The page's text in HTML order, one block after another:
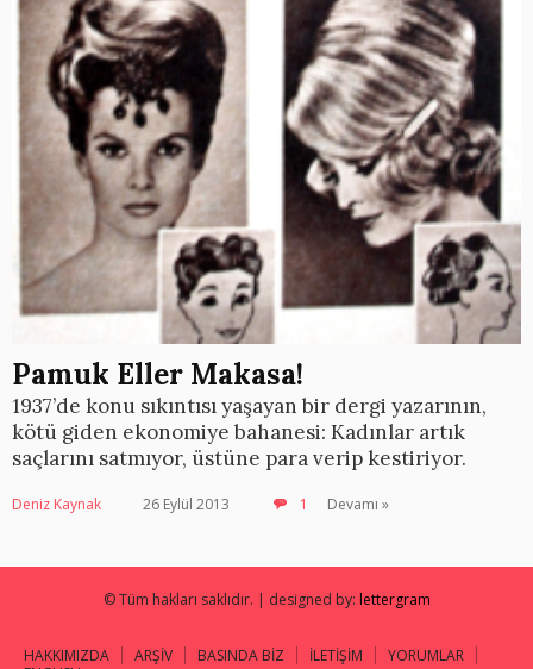
Pamuk Eller Makasa!
1937’de konu sıkıntısı yaşayan bir dergi yazarının,
kötü giden ekonomiye bahanesi: Kadınlar artık
saçlarını satmıyor, üstüne para verip kestiriyor.
Deniz Kaynak 26 Eylül 2013 1 Devamı »
© Tüm hakları saklıdır. | designed by: lettergram
HAKKIMIZDA ARŞİV BASINDA BİZ İLETİŞİM
YORUMLAR